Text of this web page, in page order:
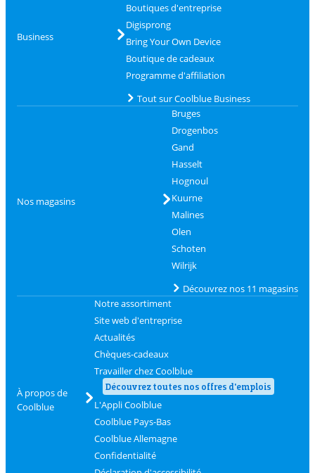
Business
Boutiques d'entreprise
Digisprong
Bring Your Own Device
Boutique de cadeaux
Programme d'affiliation
Tout sur Coolblue Business
Nos magasins
Bruges
Drogenbos
Gand
Hasselt
Hognoul
Kuurne
Malines
Olen
Schoten
Wilrijk
Découvrez nos 11 magasins
À propos de
Coolblue
Notre assortiment
Site web d'entreprise
Actualités
Chèques-cadeaux
Travailler chez Coolblue
Découvrez toutes nos offres d'emplois
L'Appli Coolblue
Coolblue Pays-Bas
Coolblue Allemagne
Confidentialité